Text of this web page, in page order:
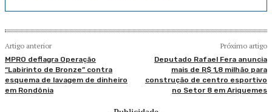
Artigo anterior
MPRO deflagra Operação
“Labirinto de Bronze” contra
esquema de lavagem de dinheiro
em Rondônia
Próximo artigo
Deputado Rafael Fera anuncia
mais de R$ 1,8 milhão para
construção de centro esportivo
no Setor 8 em Ariquemes